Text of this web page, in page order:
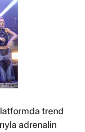
trend
adrenalin